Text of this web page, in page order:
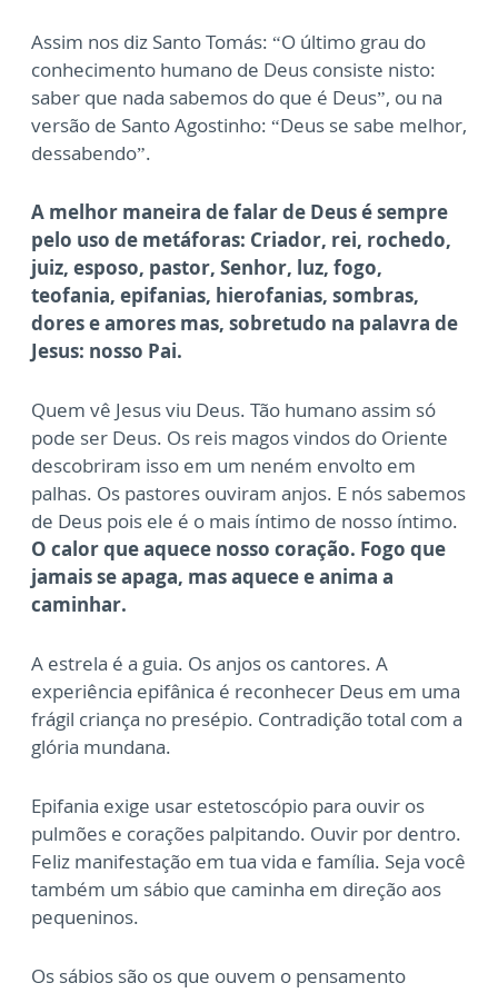
Assim nos diz Santo Tomás: “O último grau do
conhecimento humano de Deus consiste nisto:
saber que nada sabemos do que é Deus”, ou na
versão de Santo Agostinho: “Deus se sabe melhor,
dessabendo”.
A melhor maneira de falar de Deus é sempre
pelo uso de metáforas: Criador, rei, rochedo,
juiz, esposo, pastor, Senhor, luz, fogo,
teofania, epifanias, hierofanias, sombras,
dores e amores mas, sobretudo na palavra de
Jesus: nosso Pai.
Quem vê Jesus viu Deus. Tão humano assim só
pode ser Deus. Os reis magos vindos do Oriente
descobriram isso em um neném envolto em
palhas. Os pastores ouviram anjos. E nós sabemos
de Deus pois ele é o mais íntimo de nosso íntimo.
O calor que aquece nosso coração. Fogo que
jamais se apaga, mas aquece e anima a
caminhar.
A estrela é a guia. Os anjos os cantores. A
experiência epifânica é reconhecer Deus em uma
frágil criança no presépio. Contradição total com a
glória mundana.
Epifania exige usar estetoscópio para ouvir os
pulmões e corações palpitando. Ouvir por dentro.
Feliz manifestação em tua vida e família. Seja você
também um sábio que caminha em direção aos
pequeninos.
Os sábios são os que ouvem o pensamento